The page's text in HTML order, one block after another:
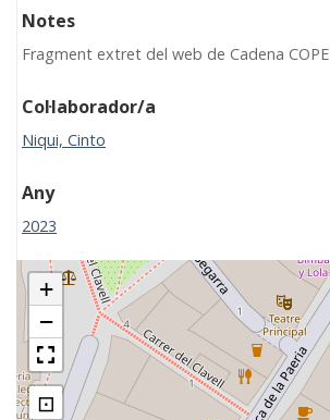
Notes
Fragment extret del web de Cadena COPE
Col·laborador/a
Niqui, Cinto
Any
2023
+
−
⊡